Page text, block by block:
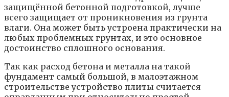
защищённой бетонной подготовкой, лучше
всего защищает от проникновения из грунта
влаги. Она может быть устроена практически на
любых проблемных грунтах, и это основное
достоинство сплошного основания.
Так как расход бетона и металла на такой
фундамент самый большой, в малоэтажном
строительстве устройство плиты считается